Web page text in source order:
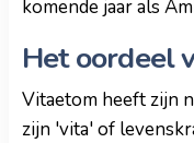
komende jaar als
Het oordeel
Vitaetom heeft zijn
zijn 'vita' of